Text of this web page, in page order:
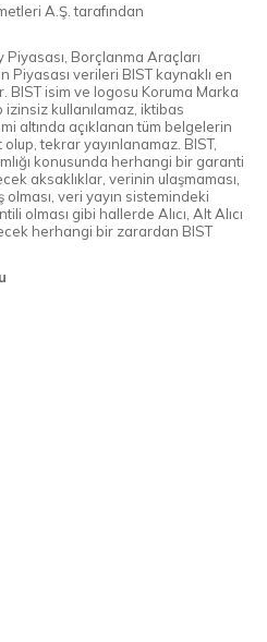
A.Ş. tarafından
Borçlanma Araçları
Piyasası verileri BIST kaynaklı en
isim ve logosu Koruma Marka
kullanılamaz, iktibas
altında açıklanan tüm belgelerin
tekrar yayınlanamaz. BIST,
konusunda herhangi bir garanti
aksaklıklar, verinin ulaşmaması,
olması, veri yayın sistemindeki
olması gibi hallerde Alıcı, Alt Alıcı
herhangi bir zarardan BIST